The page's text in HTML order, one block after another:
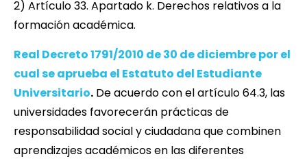
2) Artículo 33. Apartado k. Derechos relativos a la
formación académica.
Real Decreto 1791/2010 de 30 de diciembre por el
cual se aprueba el Estatuto del Estudiante
Universitario. De acuerdo con el artículo 64.3, las
universidades favorecerán prácticas de
responsabilidad social y ciudadana que combinen
aprendizajes académicos en las diferentes